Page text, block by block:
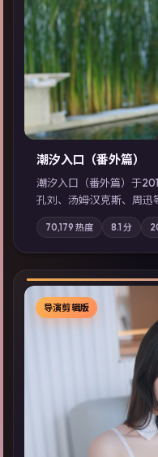
潮汐入口（番外篇）
潮汐入口（番外篇）于
孔刘、汤姆·汉克斯、周
小镇的平静被一封匿名信
站内亦可通过「国产免费
型高分佳作，畅享高清在
70,179 热度 8.1 分
导演剪辑版